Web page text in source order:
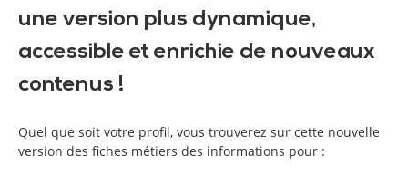
une version plus dynamique,
accessible et enrichie de nouveaux
contenus !
Quel que soit votre profil, vous trouverez sur cette nouvelle
version des fiches métiers des informations pour :